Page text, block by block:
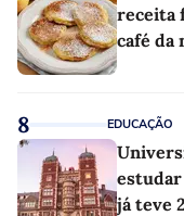
receita
café da
8 EDUCAÇÃO
estudar
já teve